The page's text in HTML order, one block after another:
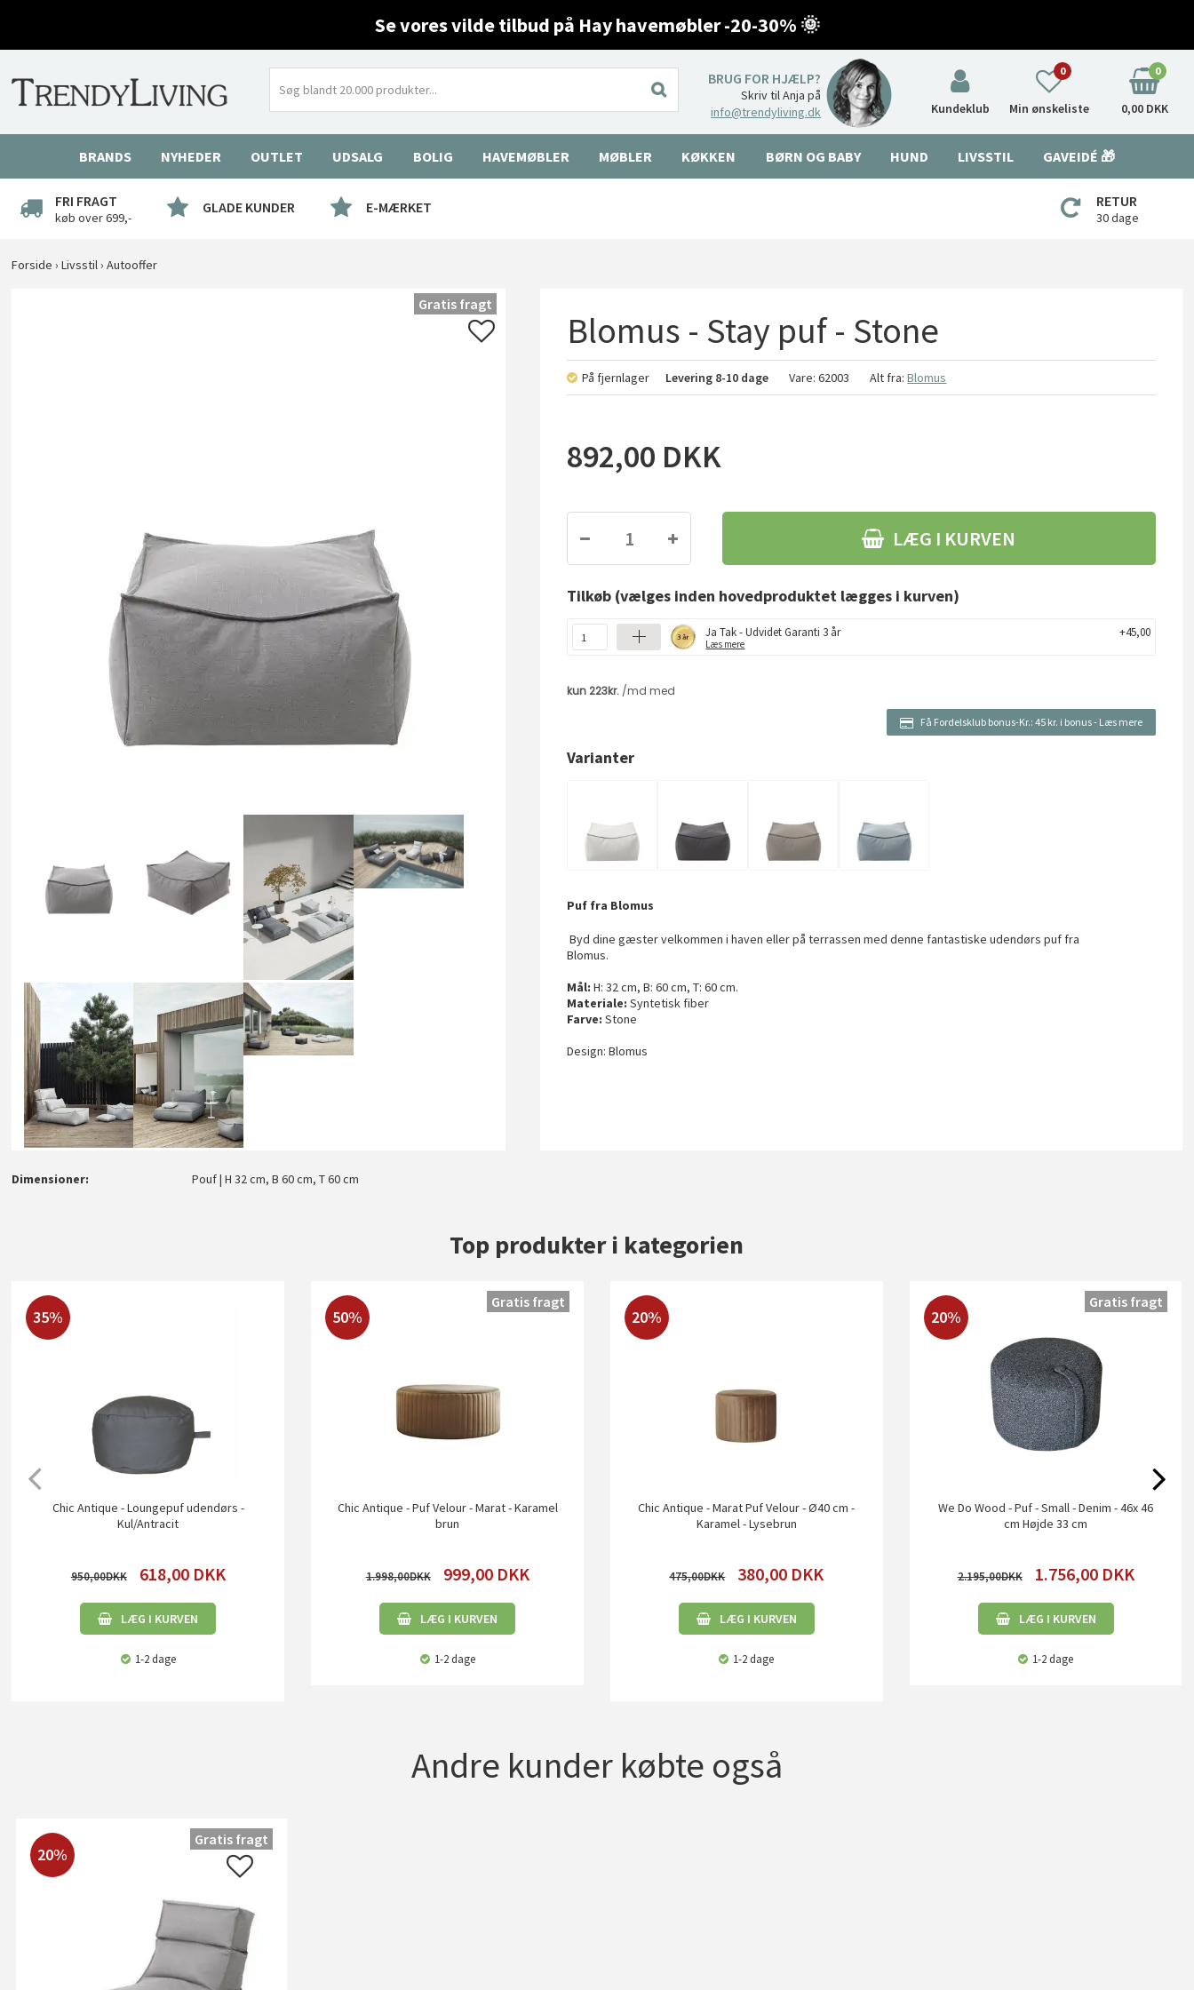
Se vores vilde tilbud på Hay havemøbler -20-30% 🌞
BRUG FOR HJÆLP?
Skriv til Anja på
info@trendyliving.dk
Kundeklub Min ønskeliste
0 0
0,00 DKK
BRANDS NYHEDER OUTLET UDSALG BOLIG HAVEMØBLER MØBLER KØKKEN BØRN OG BABY HUND LIVSSTIL GAVEIDÉ 🎁
FRI FRAGT
køb over 699,-
GLADE KUNDER E-MÆRKET RETUR
30 dage
Forside ›Livsstil›Autooffer
Gratis fragt
Blomus - Stay puf - Stone
På fjernlager Levering 8-10 dage Vare:62003 Alt fra:Blomus
892,00 DKK
LÆG I KURVEN
Tilkøb (vælges inden hovedproduktet lægges i kurven)
Ja Tak - Udvidet Garanti 3 år
Læs mere
+45,00
Få Fordelsklub bonus-Kr.: 45 kr. i bonus- Læs mere
Varianter
Puf fra Blomus
Byd dine gæster velkommen i haven eller på terrassen med denne fantastiske udendørs puf fra
Blomus.
Mål: H: 32 cm, B: 60 cm, T: 60 cm.
Materiale: Syntetisk fiber
Farve:Stone
Design: Blomus
Dimensioner Pouf | H 32 cm, B 60 cm, T 60 cm
Top produkter i kategorien
35%
Chic Antique - Loungepuf udendørs -
Kul/Antracit
950,00 618,00 DKK
LÆG I KURVEN
1-2 dage
50%
Chic Antique - Puf Velour - Marat - Karamel
brun
1.998,00 999,00 DKK
LÆG I KURVEN
1-2 dage
Gratis fragt
20%
Chic Antique - Marat Puf Velour - Ø40 cm -
Karamel - Lysebrun
475,00 380,00 DKK
LÆG I KURVEN
1-2 dage
20%
We Do Wood - Puf - Small - Denim - 46x 46
cm Højde 33 cm
2.195,00 1.756,00 DKK
LÆG I KURVEN
1-2 dage
Gratis fragt
Andre kunder købte også
20%
Gratis fragt